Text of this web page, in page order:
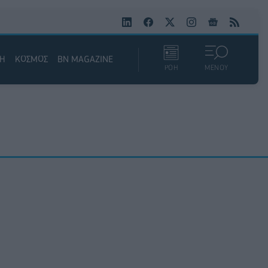
ΚΟΣΜΟΣ BN MAGAZINE
ΡΟΗ ΜΕΝΟΥ